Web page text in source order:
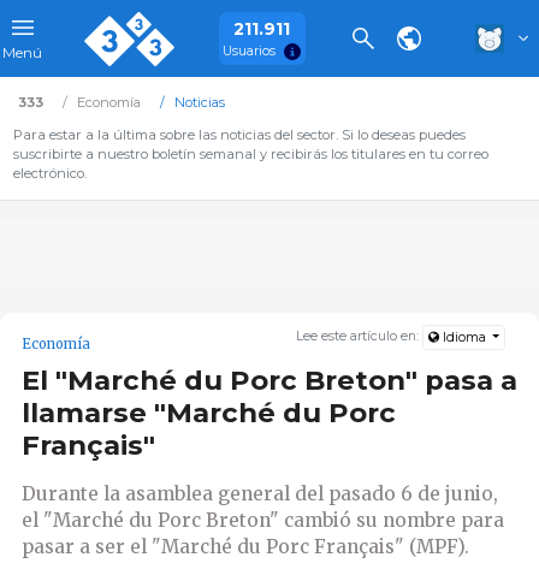
Menú
211.911
Usuarios
333 Economía
Noticias
Para estar a la última sobre las noticias del sector. Si lo deseas puedes
suscribirte a nuestro boletín semanal y recibirás los titulares en tu correo
electrónico.
Lee este artículo en: Idioma
Economía
El "Marché du Porc Breton" pasa a
llamarse "Marché du Porc
Français"
Durante la asamblea general del pasado 6 de junio,
el "Marché du Porc Breton" cambió su nombre para
pasar a ser el "Marché du Porc Français" (MPF).